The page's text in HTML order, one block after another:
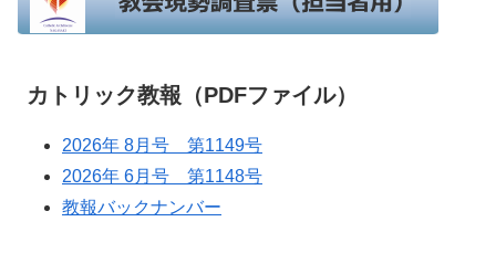
カトリック教報（PDFファイル）
2026年 8月号 第1149号
2026年 6月号 第1148号
教報バックナンバー